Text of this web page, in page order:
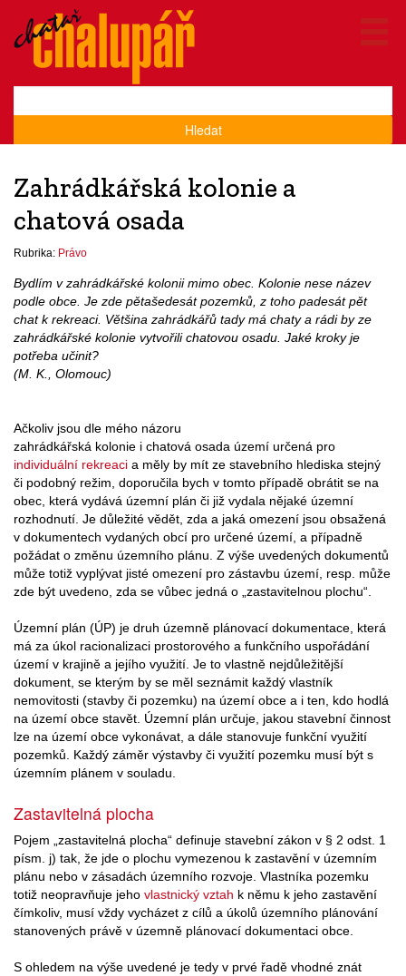
Hledat
Zahrádkářská kolonie a
chatová osada
Rubrika: Právo
Bydlím v zahrádkářské kolonii mimo obec. Kolonie nese název
podle obce. Je zde pětašedesát pozemků, z toho padesát pět
chat k rekreaci. Většina zahrádkářů tady má chaty a rádi by ze
zahrádkářské kolonie vytvořili chatovou osadu. Jaké kroky je
potřeba učinit?
(M. K., Olomouc)
Ačkoliv jsou dle mého názoru
zahrádkářská kolonie i chatová osada území určená pro
individuální rekreaci a měly by mít ze stavebního hlediska stejný
či podobný režim, doporučila bych v tomto případě obrátit se na
obec, která vydává územní plán či již vydala nějaké územní
rozhodnutí. Je důležité vědět, zda a jaká omezení jsou obsažená
v dokumentech vydaných obcí pro určené území, a případně
požádat o změnu územního plánu. Z výše uvedených dokumentů
může totiž vyplývat jisté omezení pro zástavbu území, resp. může
zde být uvedeno, zda se vůbec jedná o „zastavitelnou plochu“.
Územní plán (ÚP) je druh územně plánovací dokumentace, která
má za úkol racionalizaci prostorového a funkčního uspořádání
území v krajině a jejího využití. Je to vlastně nejdůležitější
dokument, se kterým by se měl seznámit každý vlastník
nemovitosti (stavby či pozemku) na území obce a i ten, kdo hodlá
na území obce stavět. Územní plán určuje, jakou stavební činnost
lze na území obce vykonávat, a dále stanovuje funkční využití
pozemků. Každý záměr výstavby či využití pozemku musí být s
územním plánem v souladu.
Zastavitelná plocha
Pojem „zastavitelná plocha“ definuje stavební zákon v § 2 odst. 1
písm. j) tak, že jde o plochu vymezenou k zastavění v územním
plánu nebo v zásadách územního rozvoje. Vlastníka pozemku
totiž neopravňuje jeho vlastnický vztah k němu k jeho zastavění
čímkoliv, musí vždy vycházet z cílů a úkolů územního plánování
stanovených právě v územně plánovací dokumentaci obce.
S ohledem na výše uvedené je tedy v prvé řadě vhodné znát